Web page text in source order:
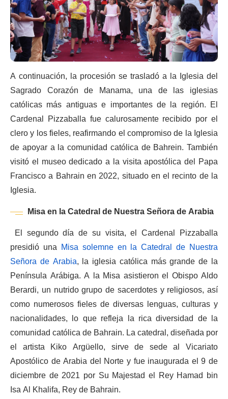
A continuación, la procesión se trasladó a la Iglesia del
Sagrado Corazón de Manama, una de las iglesias
católicas más antiguas e importantes de la región. El
Cardenal Pizzaballa fue calurosamente recibido por el
clero y los fieles, reafirmando el compromiso de la Iglesia
de apoyar a la comunidad católica de Bahrein. También
visitó el museo dedicado a la visita apostólica del Papa
Francisco a Bahrain en 2022, situado en el recinto de la
Iglesia.
Misa en la Catedral de Nuestra Señora de Arabia
El segundo día de su visita, el Cardenal Pizzaballa
presidió una Misa solemne en la Catedral de Nuestra
Señora de Arabia, la iglesia católica más grande de la
Península Arábiga. A la Misa asistieron el Obispo Aldo
Berardi, un nutrido grupo de sacerdotes y religiosos, así
como numerosos fieles de diversas lenguas, culturas y
nacionalidades, lo que refleja la rica diversidad de la
comunidad católica de Bahrain. La catedral, diseñada por
el artista Kiko Argüello, sirve de sede al Vicariato
Apostólico de Arabia del Norte y fue inaugurada el 9 de
diciembre de 2021 por Su Majestad el Rey Hamad bin
Isa Al Khalifa, Rey de Bahrain.